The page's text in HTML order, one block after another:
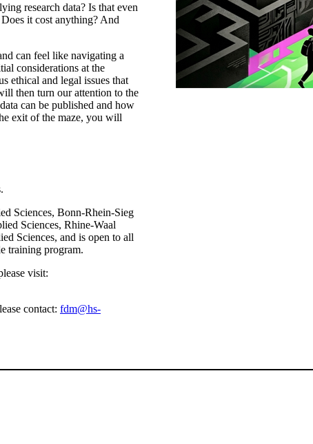
research data? Is that even
it cost anything? And
can feel like navigating a
considerations at the
ethical and legal issues that
then turn our attention to the
can be published and how
exit of the maze, you will
Sciences, Bonn-Rhein-Sieg
Sciences, Rhine-Waal
Sciences, and is open to all
training program.
visit:
contact: fdm@hs-